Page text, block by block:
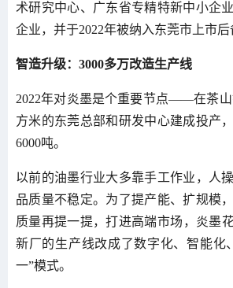
术研究中心、广东省专精特新中小企
企业，并于2022年被纳入东莞市上市后
智造升级：3000多万改造生产线
2022年对炎墨是个重要节点——在茶山
方米的东莞总部和研发中心建成投产
6000吨。
以前的油墨行业大多靠手工作业，人
品质量不稳定。为了提产能、扩规模
质量再提一提，打进高端市场，炎墨
新厂的生产线改成了数字化、智能化
一”模式。